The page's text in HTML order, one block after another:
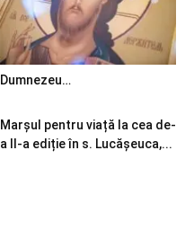
Dumnezeu…
Marșul pentru viață la cea de-
a II-a ediție în s. Lucășeuca,...